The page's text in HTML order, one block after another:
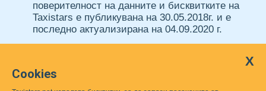
Cookies
X
поверителност на данните и бисквитките на
Taxistars е публикувана на 30.05.2018г. и е
последно актуализирана на 04.09.2020 г.